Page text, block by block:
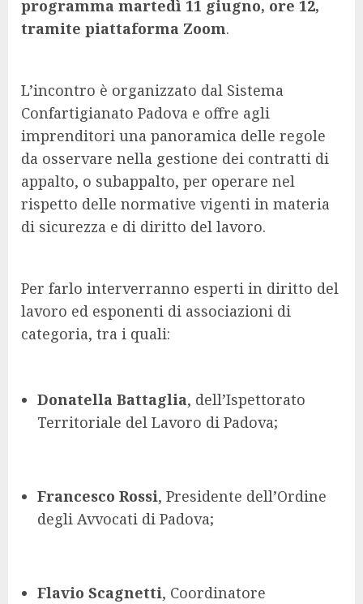
programma martedì 11 giugno, ore 12,
tramite piattaforma Zoom.
L’incontro è organizzato dal Sistema
Confartigianato Padova e offre agli
imprenditori una panoramica delle regole
da osservare nella gestione dei contratti di
appalto, o subappalto, per operare nel
rispetto delle normative vigenti in materia
di sicurezza e di diritto del lavoro.
Per farlo interverranno esperti in diritto del
lavoro ed esponenti di associazioni di
categoria, tra i quali:
Donatella Battaglia, dell’Ispettorato
Territoriale del Lavoro di Padova;
Francesco Rossi, Presidente dell’Ordine
degli Avvocati di Padova;
Flavio Scagnetti, Coordinatore